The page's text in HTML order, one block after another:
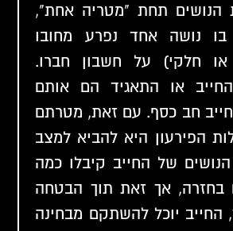
הנושים תחת "מטריה אחת",
בו נושה אחד נפרע מחובו
חלקי) על חשבון חברו.
או התאגיד הם אותם
חב כסף. עם זאת, מטרתם
הפירעון היא להביא למצב
של החייב קיבלו כמה
בחזרה, אך זאת תוך הבטחה
החייב יוכל להשתקם מבחינה